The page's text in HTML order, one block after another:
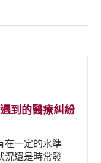
到的醫療糾紛
在一定的水準
況還是時常發